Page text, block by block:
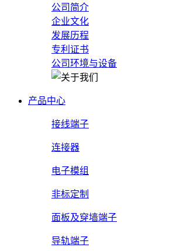
公司简介
企业文化
发展历程
专利证书
公司环境与设备
产品中心
接线端子
连接器
电子模组
非标定制
面板及穿墙端子
导轨端子